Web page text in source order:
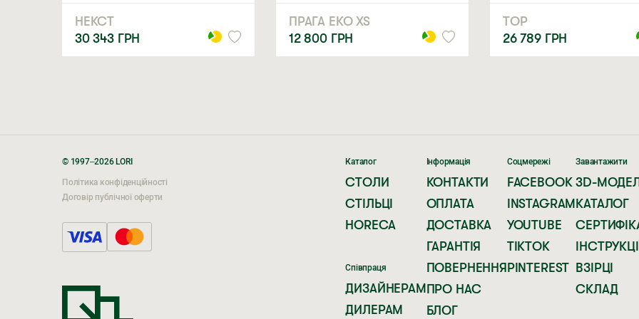
НЕКСТ
30 343 ГРН
ПРАГА ЕКО XS
12 800 ГРН
ТОР
26 789 ГРН
© 1997–2026 LORI
Політика конфіденційності
Договір публічної оферти
Каталог
СТОЛИ
СТІЛЬЦІ
HORECA
Співпраця
ДИЗАЙНЕРАМ
ДИЛЕРАМ
Інформація
КОНТАКТИ
ОПЛАТА
ДОСТАВКА
ГАРАНТІЯ
ПОВЕРНЕННЯ
ПРО НАС
БЛОГ
Соцмережі
FACEBOOK
INSTAGRAM
YOUTUBE
TIKTOK
PINTEREST
Завантажити
3D-
КАТАЛОГ
ВЗІРЦІ
СКЛАД